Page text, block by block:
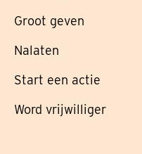
Groot geven
Nalaten
Start een actie
Word vrijwilliger